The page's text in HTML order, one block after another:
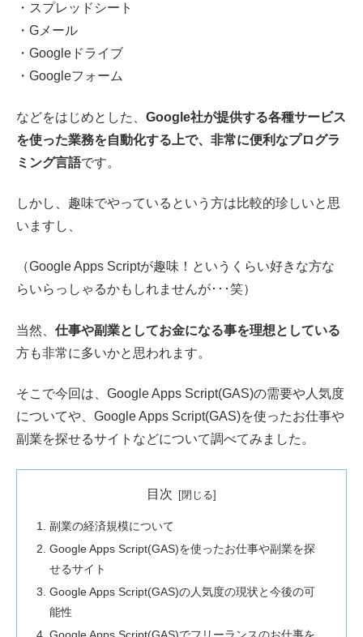
・スプレッドシート
・Gメール
・Googleドライブ
・Googleフォーム
などをはじめとした、 Google社が提供する各種サービス
を使った業務を自動化する上で、非常に便利なプログラ
ミング言語です。
しかし、趣味でやっているという方は比較的珍しいと思
いますし、
（Google Apps Scriptが趣味！というくらい好きな方な
らいらっしゃるかもしれませんが･･･笑）
当然、 仕事や副業としてお金になる事を理想としている
方も非常に多いかと思われます。
そこで今回は、Google Apps Script(GAS)の需要や人気度
についてや、Google Apps Script(GAS)を使ったお仕事や
副業を探せるサイトなどについて調べてみました。
目次
副業の経済規模について
Google Apps Script(GAS)を使ったお仕事や副業を探
せるサイト
Google Apps Script(GAS)の人気度の現状と今後の可
能性
Google Apps Script(GAS)でフリーランスのお仕事を